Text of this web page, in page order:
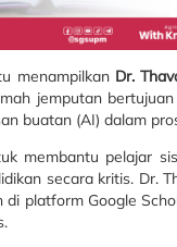
menampilkan Dr.
jemputan
buatan (AI) dalam
membantu pelajar
secara kritis. Dr.
platform Google